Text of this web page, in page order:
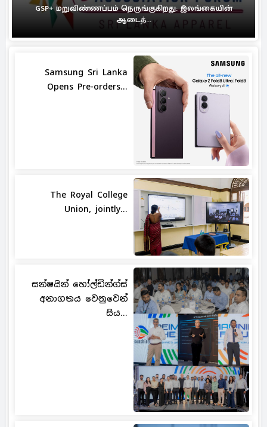
GSP+ மறுவிண்ணப்பம் நெருங்குகிறது: இலங்கையின்
ஆடைத்...
Samsung Sri Lanka
Opens Pre-orders...
The Royal College
Union, jointly...
සන්ෂයින් හෝල්ඩින්ග්ස්
අනාගතය වෙනුවෙන්
සිය...